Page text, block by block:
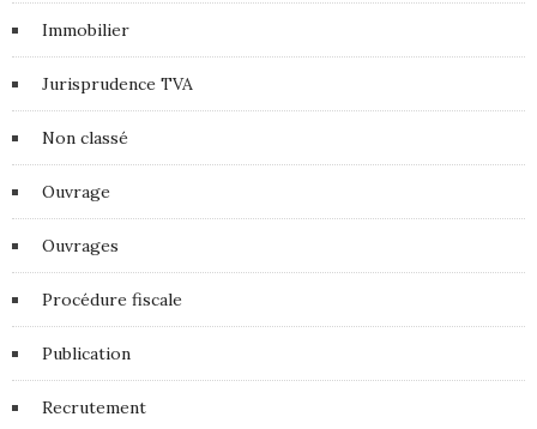
Immobilier
Jurisprudence TVA
Non classé
Ouvrage
Ouvrages
Procédure fiscale
Publication
Recrutement